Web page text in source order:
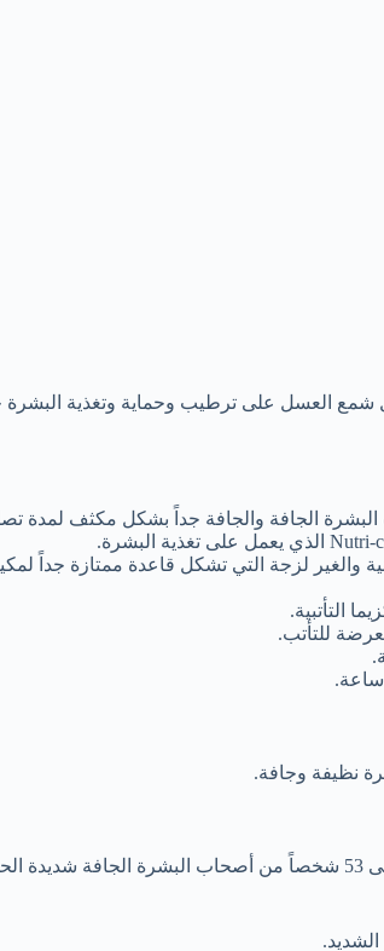
شمع العسل على ترطيب وحماية وتغذية
والغير لزجة التي تشكل قاعدة ممتازة جداً
التأتبية.
للتأتب.
نظيفة وجافة.
لقد قامت شركة ايزيس فارما بإجراء بعض التجارب الإكلينيكية على 53 شخصاً من أصحاب